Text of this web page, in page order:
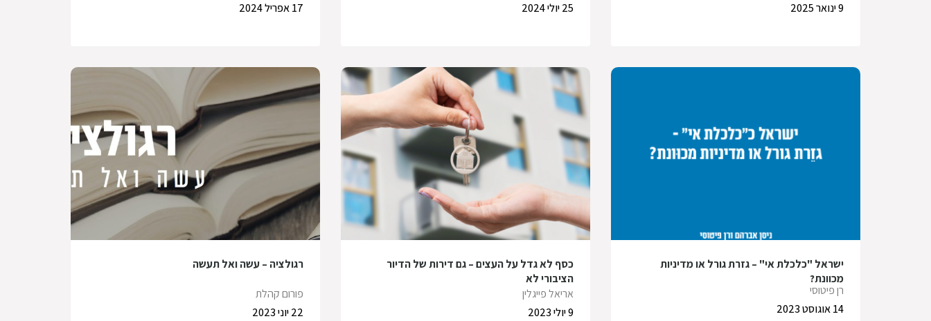
9 ינואר 2025
25 יולי 2024
17 אפריל 2024
ישראל "כלכלת אי" – גזרת גורל או מדיניות
מכוונת?
רן פיטוסי
14 אוגוסט 2023
כסף לא גדל על העצים – גם דירות של הדיור
הציבורי לא
אריאל פייגלין
9 יולי 2023
רגולציה – עשה ואל תעשה
פורום קהלת
22 יוני 2023